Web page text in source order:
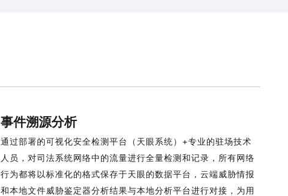
事件溯源分析
通过部署的可视化安全检测平台（天眼系统）+专业的驻场技术
人员，对司法系统网络中的流量进行全量检测和记录，所有网络
行为都将以标准化的格式保存于天眼的数据平台，云端威胁情报
和本地文件威胁鉴定器分析结果与本地分析平台进行对接，为用